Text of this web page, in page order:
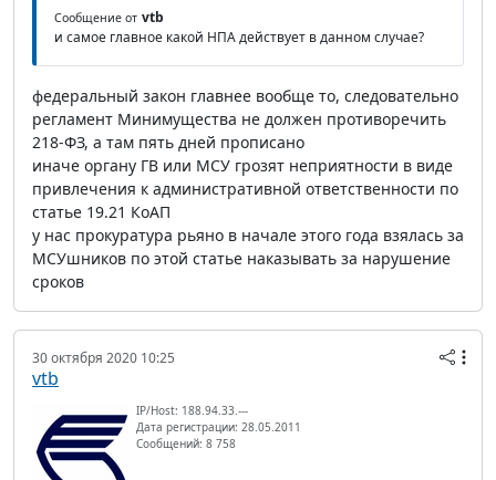
Сообщение от vtb
и самое главное какой НПА действует в данном случае?
федеральный закон главнее вообще то, следовательно
регламент Минимущества не должен противоречить
218-ФЗ, а там пять дней прописано
иначе органу ГВ или МСУ грозят неприятности в виде
привлечения к административной ответственности по
статье 19.21 КоАП
у нас прокуратура рьяно в начале этого года взялась за
МСУшников по этой статье наказывать за нарушение
сроков
30 октября 2020 10:25
vtb
IP/Host: 188.94.33.---
Дата регистрации: 28.05.2011
Сообщений: 8 758